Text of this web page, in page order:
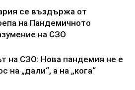
се въздържа от
на Пандемичното
на СЗО
на СЗО: Нова пандемия не е
на „дали“, а на „кога“